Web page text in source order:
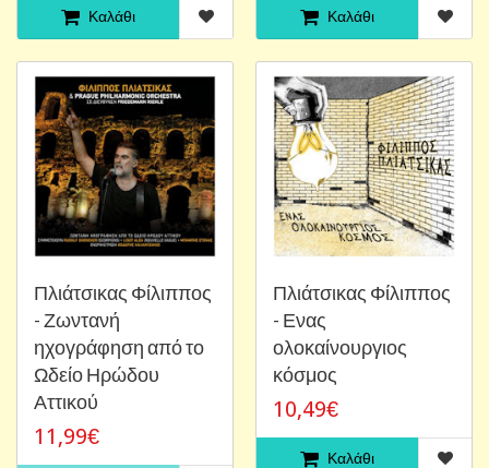
Καλάθι Καλάθι
Πλιάτσικας Φίλιππος
- Ζωντανή
ηχογράφηση από το
Ωδείο Ηρώδου
Αττικού
11,99€
Πλιάτσικας Φίλιππος
- Ενας
ολοκαίνουργιος
κόσμος
10,49€
Καλάθι